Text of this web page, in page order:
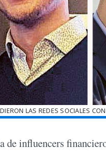
LAS REDES SOCIALES
de influencers